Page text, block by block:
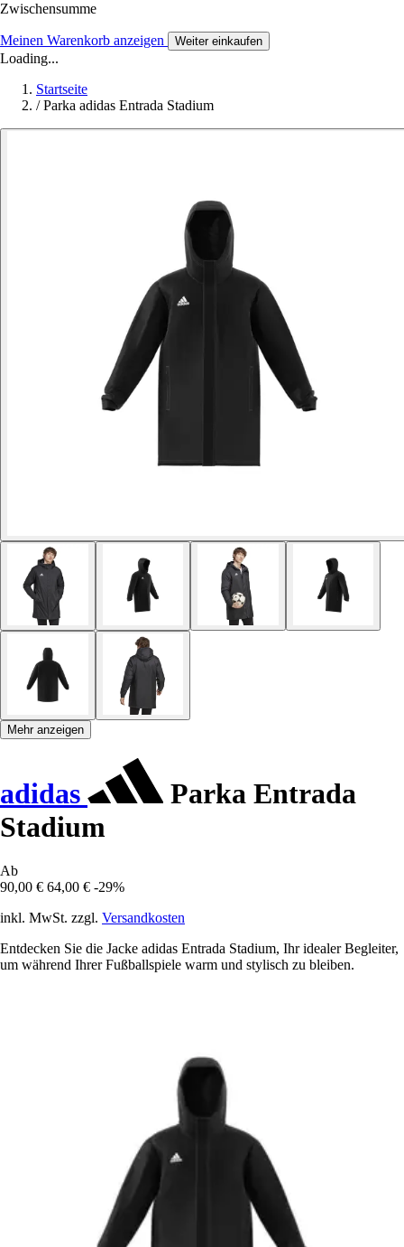
Zwischensumme
Meinen Warenkorb anzeigen Weiter einkaufen
Loading...
Startseite
/ Parka adidas Entrada Stadium
Mehr anzeigen
adidas
Parka Entrada
Stadium
Ab
90,00 € 64,00 € -29%
inkl. MwSt. zzgl. Versandkosten
Entdecken Sie die Jacke adidas Entrada Stadium, Ihr idealer Begleiter,
um während Ihrer Fußballspiele warm und stylisch zu bleiben.